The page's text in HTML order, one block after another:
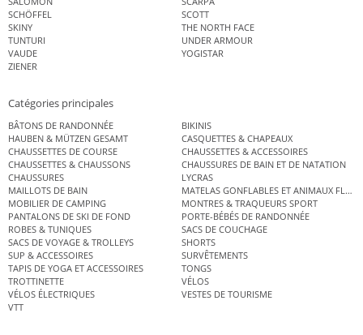
SCHÖFFEL
SCOTT
SKINY
THE NORTH FACE
TUNTURI
UNDER ARMOUR
VAUDE
YOGISTAR
ZIENER
Catégories principales
BÂTONS DE RANDONNÉE
BIKINIS
HAUBEN & MÜTZEN GESAMT
CASQUETTES & CHAPEAUX
CHAUSSETTES DE COURSE
CHAUSSETTES & ACCESSOIRES
CHAUSSETTES & CHAUSSONS
CHAUSSURES DE BAIN ET DE NATATION
CHAUSSURES
LYCRAS
MAILLOTS DE BAIN
MATELAS GONFLABLES ET ANIMAUX
MOBILIER DE CAMPING
MONTRES & TRAQUEURS SPORT
PANTALONS DE SKI DE FOND
PORTE-BÉBÉS DE RANDONNÉE
ROBES & TUNIQUES
SACS DE COUCHAGE
SACS DE VOYAGE & TROLLEYS
SHORTS
SUP & ACCESSOIRES
SURVÊTEMENTS
TAPIS DE YOGA ET ACCESSOIRES
TONGS
TROTTINETTE
VÉLOS
VÉLOS ÉLECTRIQUES
VESTES DE TOURISME
VTT